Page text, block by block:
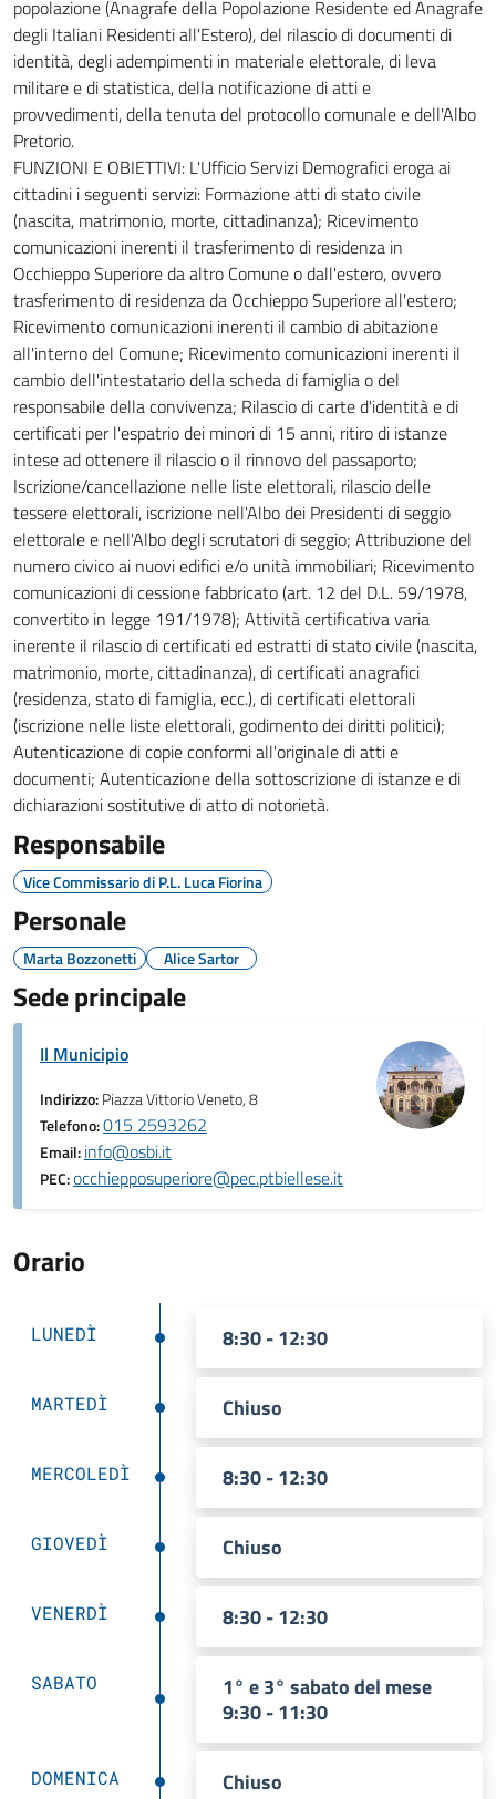
popolazione (Anagrafe della Popolazione Residente ed Anagrafe
degli Italiani Residenti all'Estero), del rilascio di documenti di
identità, degli adempimenti in materiale elettorale, di leva
militare e di statistica, della notificazione di atti e
provvedimenti, della tenuta del protocollo comunale e dell'Albo
Pretorio.
FUNZIONI E OBIETTIVI: L'Ufficio Servizi Demografici eroga ai
cittadini i seguenti servizi: Formazione atti di stato civile
(nascita, matrimonio, morte, cittadinanza); Ricevimento
comunicazioni inerenti il trasferimento di residenza in
Occhieppo Superiore da altro Comune o dall'estero, ovvero
trasferimento di residenza da Occhieppo Superiore all'estero;
Ricevimento comunicazioni inerenti il cambio di abitazione
all'interno del Comune; Ricevimento comunicazioni inerenti il
cambio dell'intestatario della scheda di famiglia o del
responsabile della convivenza; Rilascio di carte d'identità e di
certificati per l'espatrio dei minori di 15 anni, ritiro di istanze
intese ad ottenere il rilascio o il rinnovo del passaporto;
Iscrizione/cancellazione nelle liste elettorali, rilascio delle
tessere elettorali, iscrizione nell'Albo dei Presidenti di seggio
elettorale e nell'Albo degli scrutatori di seggio; Attribuzione del
numero civico ai nuovi edifici e/o unità immobiliari; Ricevimento
comunicazioni di cessione fabbricato (art. 12 del D.L. 59/1978,
convertito in legge 191/1978); Attività certificativa varia
inerente il rilascio di certificati ed estratti di stato civile (nascita,
matrimonio, morte, cittadinanza), di certificati anagrafici
(residenza, stato di famiglia, ecc.), di certificati elettorali
(iscrizione nelle liste elettorali, godimento dei diritti politici);
Autenticazione di copie conformi all'originale di atti e
documenti; Autenticazione della sottoscrizione di istanze e di
dichiarazioni sostitutive di atto di notorietà.
Responsabile
Vice Commissario di P.L. Luca Fiorina
Personale
Marta Bozzonetti Alice Sartor
Sede principale
Il Municipio
Indirizzo:Piazza Vittorio Veneto, 8
Telefono:015 2593262
Email:info@osbi.it
PEC:occhiepposuperiore@pec.ptbiellese.it
Orario
LUNEDÌ 8:30 - 12:30
MARTEDÌ Chiuso
MERCOLEDÌ 8:30 - 12:30
GIOVEDÌ Chiuso
VENERDÌ 8:30 - 12:30
SABATO
1° e 3° sabato del mese
9:30 - 11:30
DOMENICA Chiuso